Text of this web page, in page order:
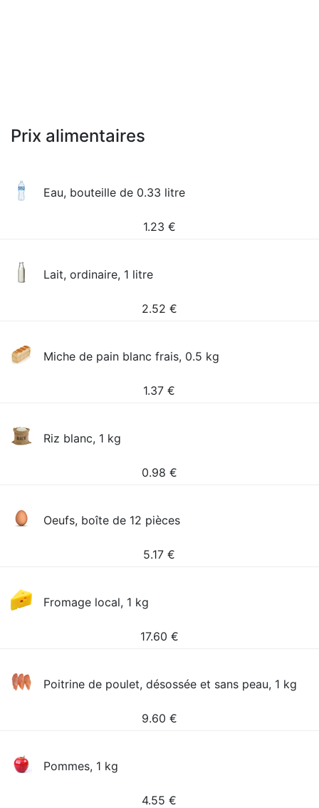
Prix alimentaires
Eau, bouteille de 0.33 litre
1.23 €
Lait, ordinaire, 1 litre
2.52 €
Miche de pain blanc frais, 0.5 kg
1.37 €
Riz blanc, 1 kg
0.98 €
Oeufs, boîte de 12 pièces
5.17 €
Fromage local, 1 kg
17.60 €
Poitrine de poulet, désossée et sans peau, 1 kg
9.60 €
Pommes, 1 kg
4.55 €